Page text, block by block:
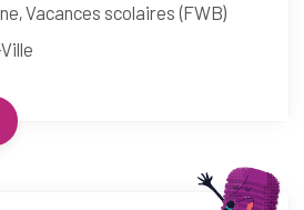
Vacances scolaires (FWB)